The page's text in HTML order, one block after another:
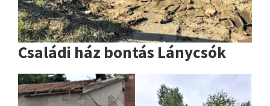
Családi ház bontás Lánycsók